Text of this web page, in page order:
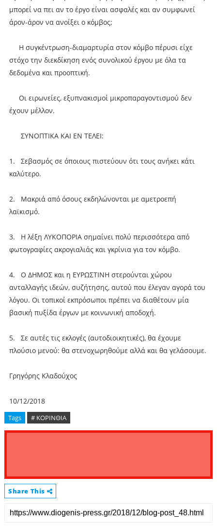
μπορεί να πει αν το έργο είναι ασφαλές και αν συμφωνεί
άρον-άρον να ανοίξει ο κόμβος;
Η συγκέντρωση-διαμαρτυρία στον κόμβο πέρυσι είχε
στόχο την διεκδίκηση ενός συνολικού έργου με όλα τα
δεδομένα και προοπτική.
Οι ειρωνείες, εξυπνακισμοί μικροπαραγοντισμού δεν
έχουν μέλλον.
ΣΥΝΟΠΤΙΚΑ ΚΑΙ ΕΝ ΤΕΛΕΙ:
1. Σεβασμός σε όποιους πιστεύουν ότι τους ανήκει κάτι
καλύτερο.
2. Μακριά από όσους εκδηλώνονται με αμετροεπή
λαϊκισμό.
3. Η λέξη ΛΥΚΟΠΟΡΙΑ σημαίνει πολύ περισσότερα από
φωτογραφίες ακρογιαλιάς και γκρίνια για τον κόμβο.
4. Ο ΔΗΜΟΣ και η ΕΥΡΩΣΤΙΝΗ στερούνται χώρου
ανταλλαγής ιδεών, συζήτησης, αυτού που έλεγαν αγορά του
λόγου. Οι τοπικοί εκπρόσωποι πρέπει να διαθέτουν μία
βασική πυξίδα έργων με κοινωνική αποδοχή.
5. Σε αυτές τις εκλογές (αυτοδιοικητικές), θα έχουμε
πλούσιο μενού: θα στενοχωρηθούμε αλλά και θα γελάσουμε.
Γρηγόρης Κλαδούχος
10/12/2018
Tags # ΚΟΡΙΝΘΙΑ
Share This